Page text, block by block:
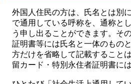
外国人住民の方は、氏名とは別
で通用している呼称を、通称と
う申し出ることができます。そ
証明書等には氏名と一体のもの
方だけを省略して記載すること
留カード・特別永住者証明書に